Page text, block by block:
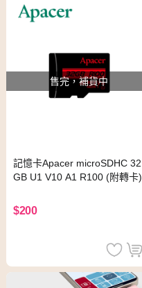
售完，補貨中
記憶卡Apacer microSDHC 32
GB U1 V10 A1 R100 (附轉卡)
$200